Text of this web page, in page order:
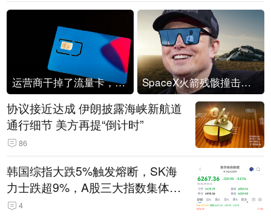
运营商干掉了流量卡，他们真的玩不起了 SpaceX火箭残骸撞击月球
协议接近达成 伊朗披露海峡新航道
通行细节 美方再提“倒计时”
86
韩国综指大跌5%触发熔断，SK海
力士跌超9%，A股三大指数集体低
开 4